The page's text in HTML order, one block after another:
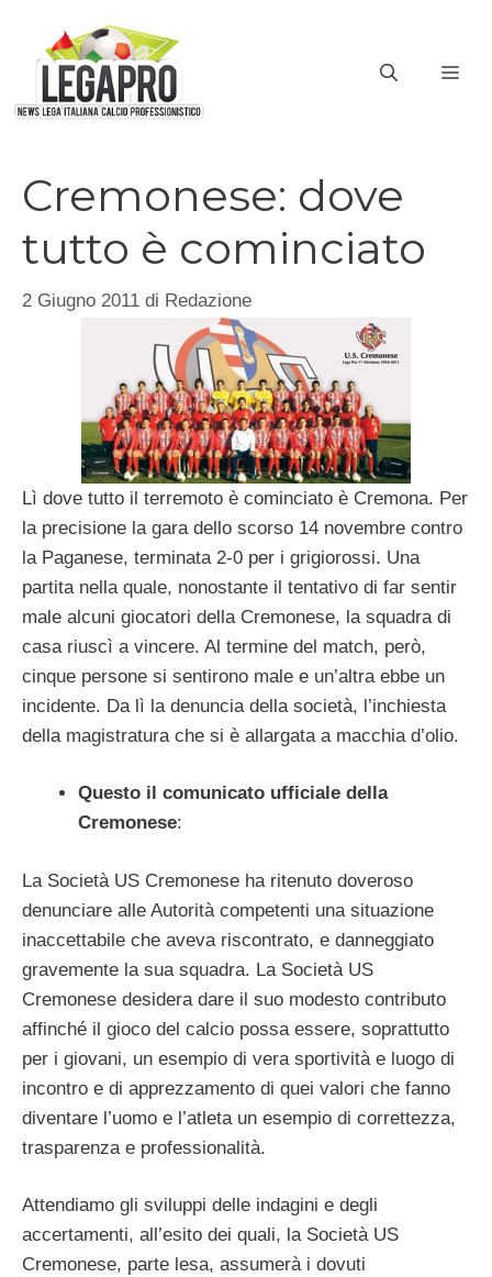
contenuto
Cremonese: dove
tutto è cominciato
2 Giugno 2011 di Redazione
Lì dove tutto il terremoto è cominciato è Cremona. Per
la precisione la gara dello scorso 14 novembre contro
la Paganese, terminata 2-0 per i grigiorossi. Una
partita nella quale, nonostante il tentativo di far sentir
male alcuni giocatori della Cremonese, la squadra di
casa riuscì a vincere. Al termine del match, però,
cinque persone si sentirono male e un’altra ebbe un
incidente. Da lì la denuncia della società, l’inchiesta
della magistratura che si è allargata a macchia d’olio.
Questo il comunicato ufficiale della
Cremonese:
La Società US Cremonese ha ritenuto doveroso
denunciare alle Autorità competenti una situazione
inaccettabile che aveva riscontrato, e danneggiato
gravemente la sua squadra. La Società US
Cremonese desidera dare il suo modesto contributo
affinché il gioco del calcio possa essere, soprattutto
per i giovani, un esempio di vera sportività e luogo di
incontro e di apprezzamento di quei valori che fanno
diventare l’uomo e l’atleta un esempio di correttezza,
trasparenza e professionalità.
Attendiamo gli sviluppi delle indagini e degli
accertamenti, all’esito dei quali, la Società US
Cremonese, parte lesa, assumerà i dovuti